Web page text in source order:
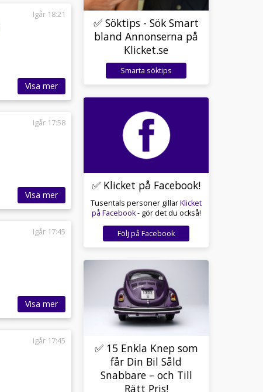
Igår 18:21
Visa mer
Igår 17:58
Visa mer
Igår 17:45
Visa mer
Igår 17:45
✅ Söktips - Sök Smart
bland Annonserna på
Klicket.se
Smarta söktips
✅ Klicket på Facebook!
Tusentals personer gillarKlicket
på Facebook- gör det du också!
Följ på Facebook
✅ 15 Enkla Knep som
får Din Bil Såld
Snabbare – och Till
Rätt Pris!